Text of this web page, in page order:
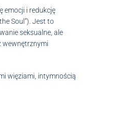
emocji i redukcję
Soul”). Jest to
seksualne, ale
wewnętrznymi
więziami, intymnością